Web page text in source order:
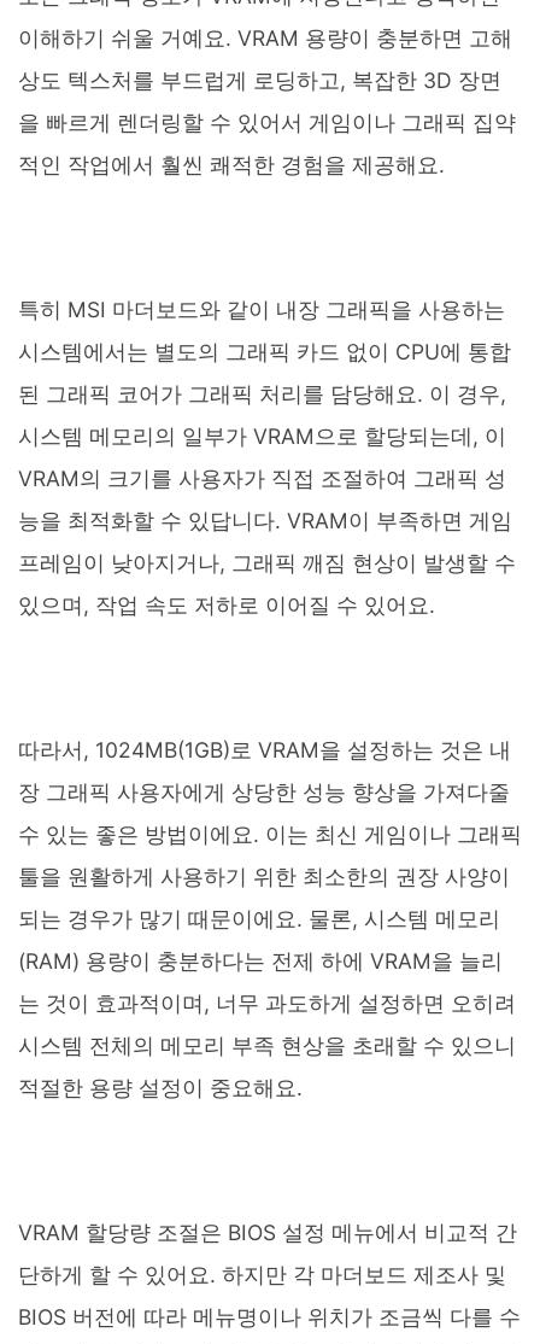
이해하기 쉬울 거예요. VRAM 용량이 충분하면 고해
상도 텍스처를 부드럽게 로딩하고, 복잡한 3D 장면
을 빠르게 렌더링할 수 있어서 게임이나 그래픽 집약
적인 작업에서 훨씬 쾌적한 경험을 제공해요.
특히 MSI 마더보드와 같이 내장 그래픽을 사용하는
시스템에서는 별도의 그래픽 카드 없이 CPU에 통합
된 그래픽 코어가 그래픽 처리를 담당해요. 이 경우,
시스템 메모리의 일부가 VRAM으로 할당되는데, 이
VRAM의 크기를 사용자가 직접 조절하여 그래픽 성
능을 최적화할 수 있답니다. VRAM이 부족하면 게임
프레임이 낮아지거나, 그래픽 깨짐 현상이 발생할 수
있으며, 작업 속도 저하로 이어질 수 있어요.
따라서, 1024MB(1GB)로 VRAM을 설정하는 것은 내
장 그래픽 사용자에게 상당한 성능 향상을 가져다줄
수 있는 좋은 방법이에요. 이는 최신 게임이나 그래픽
툴을 원활하게 사용하기 위한 최소한의 권장 사양이
되는 경우가 많기 때문이에요. 물론, 시스템 메모리
(RAM) 용량이 충분하다는 전제 하에 VRAM을 늘리
는 것이 효과적이며, 너무 과도하게 설정하면 오히려
시스템 전체의 메모리 부족 현상을 초래할 수 있으니
적절한 용량 설정이 중요해요.
VRAM 할당량 조절은 BIOS 설정 메뉴에서 비교적 간
단하게 할 수 있어요. 하지만 각 마더보드 제조사 및
BIOS 버전에 따라 메뉴명이나 위치가 조금씩 다를 수